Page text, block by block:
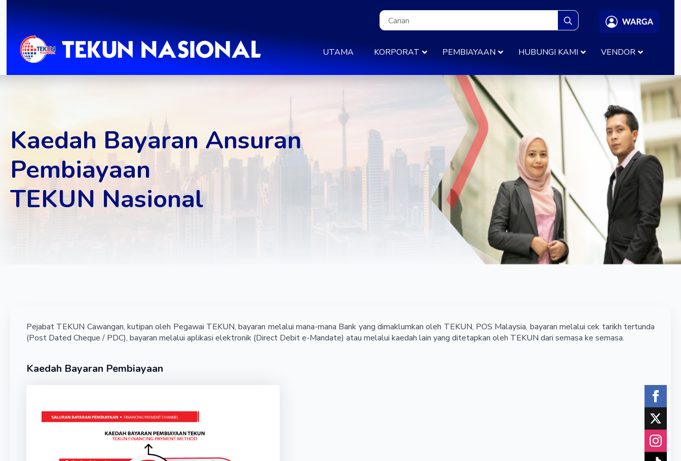
Search
for:
UTAMA KORPORAT PEMBIAYAAN HUBUNGI KAMI VENDOR
Kaedah Bayaran Ansuran
Pembiayaan
TEKUN Nasional
Pejabat TEKUN Cawangan, kutipan oleh Pegawai TEKUN, bayaran melalui mana-mana Bank yang dimaklumkan oleh TEKUN, POS Malaysia, bayaran melalui cek tarikh tertunda
(Post Dated Cheque / PDC), bayaran melalui aplikasi elektronik (Direct Debit e-Mandate) atau melalui kaedah lain yang ditetapkan oleh TEKUN dari semasa ke semasa.
Kaedah Bayaran Pembiayaan